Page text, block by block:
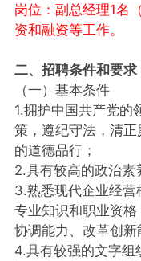
岗位：副总经理1名
资和融资等工作。
二、招聘条件和要求
（一）基本条件
1.拥护中国共产党的
策，遵纪守法，清
的道德品行；
2.具有较高的政治素
3.熟悉现代企业经营
专业知识和职业资
协调能力、改革创新
4.具有较强的文字组